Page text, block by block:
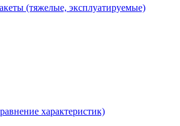
(тяжелые, эксплуатируемые)
характеристик)